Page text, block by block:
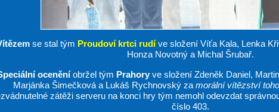
se stal tým Proudoví krtci rudíve složení Víťa Kala, Lenka
Honza Novotný a Michal Šrubař.
oceněníobržel tým Prahoryve složení Zdeněk Daniel,
Marjánka Šimečková a Lukáš Rychnovský za morální vítězství
zátěži serveru na konci hry tým nemohl odevzdat
číslo 403.